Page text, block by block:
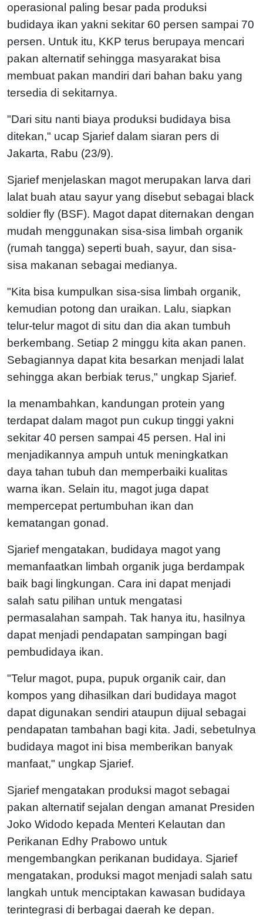
operasional paling besar pada produksi
budidaya ikan yakni sekitar 60 persen sampai 70
persen. Untuk itu, KKP terus berupaya mencari
pakan alternatif sehingga masyarakat bisa
membuat pakan mandiri dari bahan baku yang
tersedia di sekitarnya.
"Dari situ nanti biaya produksi budidaya bisa
ditekan," ucap Sjarief dalam siaran pers di
Jakarta, Rabu (23/9).
Sjarief menjelaskan magot merupakan larva dari
lalat buah atau sayur yang disebut sebagai black
soldier fly (BSF). Magot dapat diternakan dengan
mudah menggunakan sisa-sisa limbah organik
(rumah tangga) seperti buah, sayur, dan sisa-
sisa makanan sebagai medianya.
"Kita bisa kumpulkan sisa-sisa limbah organik,
kemudian potong dan uraikan. Lalu, siapkan
telur-telur magot di situ dan dia akan tumbuh
berkembang. Setiap 2 minggu kita akan panen.
Sebagiannya dapat kita besarkan menjadi lalat
sehingga akan berbiak terus," ungkap Sjarief.
Ia menambahkan, kandungan protein yang
terdapat dalam magot pun cukup tinggi yakni
sekitar 40 persen sampai 45 persen. Hal ini
menjadikannya ampuh untuk meningkatkan
daya tahan tubuh dan memperbaiki kualitas
warna ikan. Selain itu, magot juga dapat
mempercepat pertumbuhan ikan dan
kematangan gonad.
Sjarief mengatakan, budidaya magot yang
memanfaatkan limbah organik juga berdampak
baik bagi lingkungan. Cara ini dapat menjadi
salah satu pilihan untuk mengatasi
permasalahan sampah. Tak hanya itu, hasilnya
dapat menjadi pendapatan sampingan bagi
pembudidaya ikan.
"Telur magot, pupa, pupuk organik cair, dan
kompos yang dihasilkan dari budidaya magot
dapat digunakan sendiri ataupun dijual sebagai
pendapatan tambahan bagi kita. Jadi, sebetulnya
budidaya magot ini bisa memberikan banyak
manfaat," ungkap Sjarief.
Sjarief mengatakan produksi magot sebagai
pakan alternatif sejalan dengan amanat Presiden
Joko Widodo kepada Menteri Kelautan dan
Perikanan Edhy Prabowo untuk
mengembangkan perikanan budidaya. Sjarief
mengatakan, produksi magot menjadi salah satu
langkah untuk menciptakan kawasan budidaya
terintegrasi di berbagai daerah ke depan.